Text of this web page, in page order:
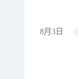
8月3日